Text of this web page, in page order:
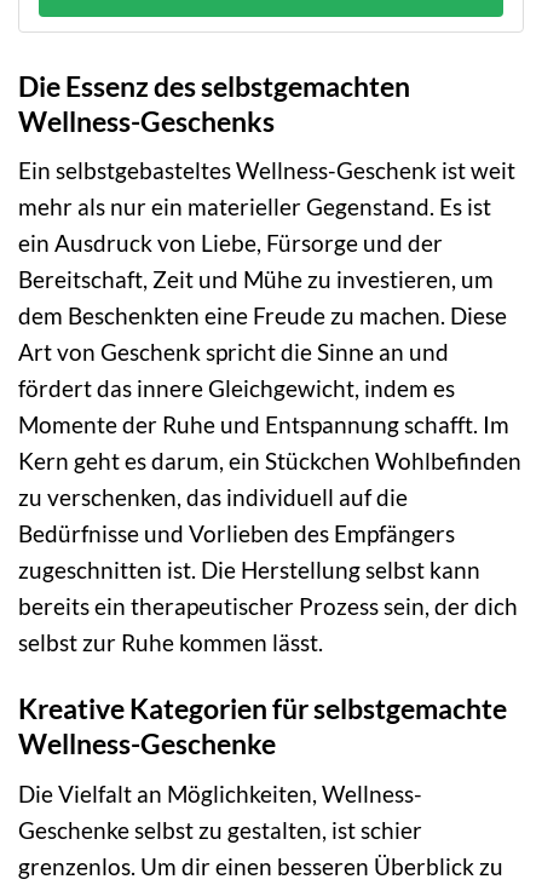
Die Essenz des selbstgemachten
Wellness-Geschenks
Ein selbstgebasteltes Wellness-Geschenk ist weit
mehr als nur ein materieller Gegenstand. Es ist
ein Ausdruck von Liebe, Fürsorge und der
Bereitschaft, Zeit und Mühe zu investieren, um
dem Beschenkten eine Freude zu machen. Diese
Art von Geschenk spricht die Sinne an und
fördert das innere Gleichgewicht, indem es
Momente der Ruhe und Entspannung schafft. Im
Kern geht es darum, ein Stückchen Wohlbefinden
zu verschenken, das individuell auf die
Bedürfnisse und Vorlieben des Empfängers
zugeschnitten ist. Die Herstellung selbst kann
bereits ein therapeutischer Prozess sein, der dich
selbst zur Ruhe kommen lässt.
Kreative Kategorien für selbstgemachte
Wellness-Geschenke
Die Vielfalt an Möglichkeiten, Wellness-
Geschenke selbst zu gestalten, ist schier
grenzenlos. Um dir einen besseren Überblick zu